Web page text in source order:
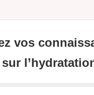
vos
sur